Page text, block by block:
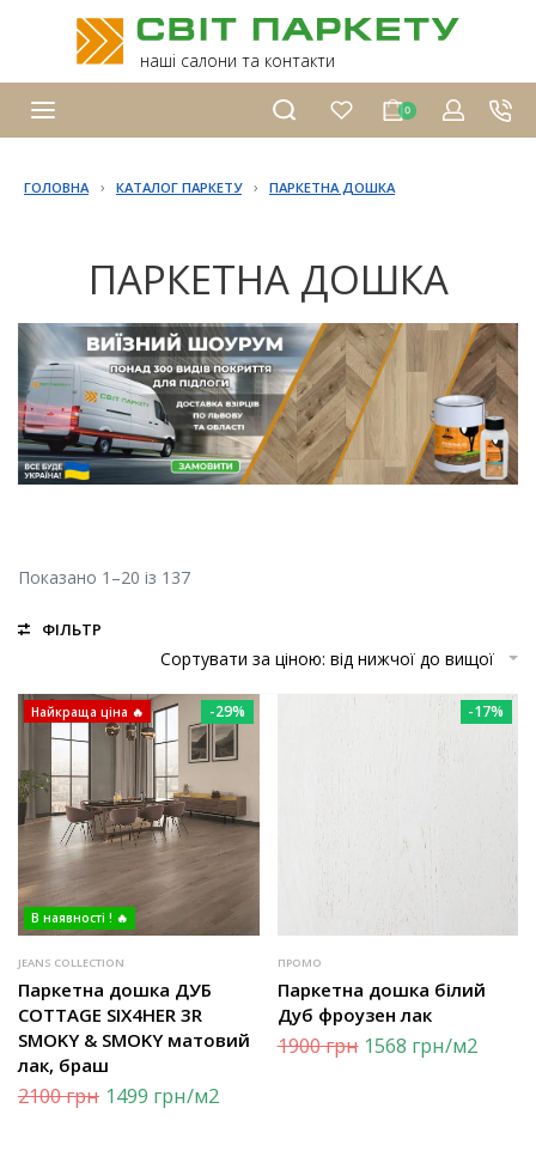
наші салони та контакти
0
ГОЛОВНА › КАТАЛОГ ПАРКЕТУ › ПАРКЕТНА ДОШКА
ПАРКЕТНА ДОШКА
Показано 1–20 із 137
ФІЛЬТР
Сортувати за ціною: від нижчої до вищої
Найкраща ціна 🔥 -29%
В наявності ! 🔥
JEANS COLLECTION
Паркетна дошка ДУБ
COTTAGE SIX4HER 3R
SMOKY & SMOKY матовий
лак, браш
2100грн 1499 грн/м2
-17%
ПРОМО
Паркетна дошка білий
Дуб фроузен лак
1900грн 1568 грн/м2